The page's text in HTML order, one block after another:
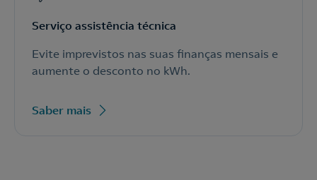
Serviço assistência técnica
Evite imprevistos nas suas finanças mensais e
aumente o desconto no kWh.
Saber mais